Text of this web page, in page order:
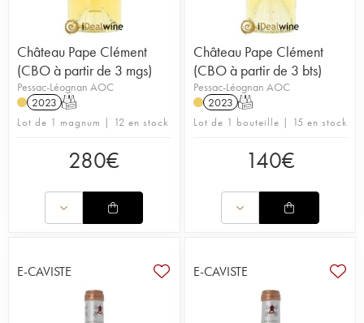
Château Pape Clément
(CBO à partir de 3 mgs)
Pessac-Léognan AOC
2023 T
Lot de 1 magnum | 12 en stock
280€
Château Pape Clément
(CBO à partir de 3 bts)
Pessac-Léognan AOC
2023 T
Lot de 1 bouteille | 15 en stock
140€
E-CAVISTE E-CAVISTE